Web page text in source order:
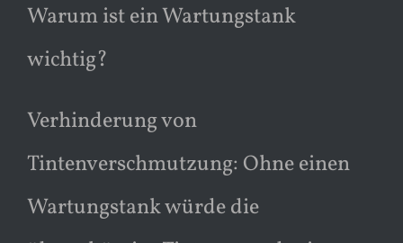
Warum ist ein Wartungstank
wichtig?
Verhinderung von
Tintenverschmutzung: Ohne einen
Wartungstank würde die